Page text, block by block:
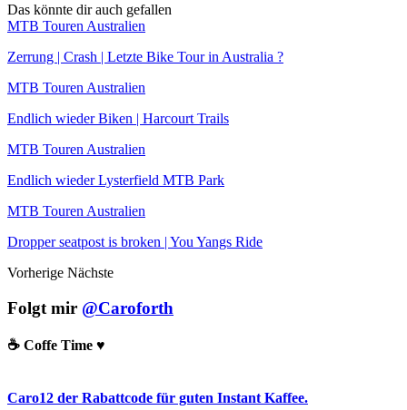
Das könnte dir auch gefallen
MTB Touren Australien
Zerrung | Crash | Letzte Bike Tour in Australia ?
MTB Touren Australien
Endlich wieder Biken | Harcourt Trails
MTB Touren Australien
Endlich wieder Lysterfield MTB Park
MTB Touren Australien
Dropper seatpost is broken | You Yangs Ride
Vorherige Nächste
Folgt mir @Caroforth
☕️ Coffe Time ♥️
Caro12 der Rabattcode für guten Instant Kaffee.